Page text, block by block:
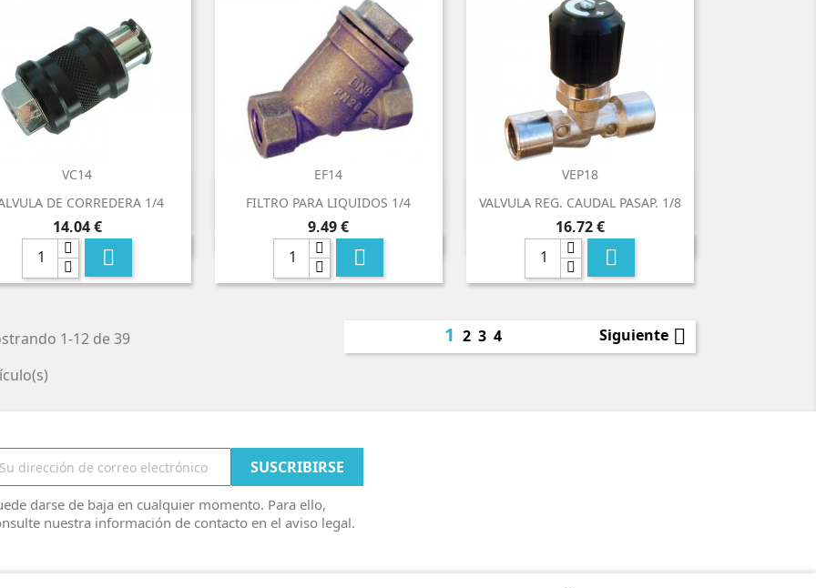
VC14
DE CORREDERA 1/4
Precio
14,04 €

 Vista rápida
EF14
FILTRO PARA LIQUIDOS 1/4
Precio
9,49 €

 Vista rápida
VEP18
VALVULA REG. CAUDAL PASAP. 1/8
Precio
16,72 €

 Vista rápida
1-12 de 39
1234 Siguiente 
darse de baja en cualquier momento. Para ello,
nuestra información de contacto en el aviso legal.